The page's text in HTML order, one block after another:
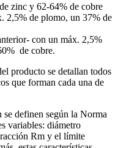
zinc y 62-64% de cobre
2,5% de plomo, un 37% de
con un máx. 2,5%
de cobre.
producto se detallan todos
que forman cada una de
se definen según la Norma
variables: diámetro
Rm y el límite